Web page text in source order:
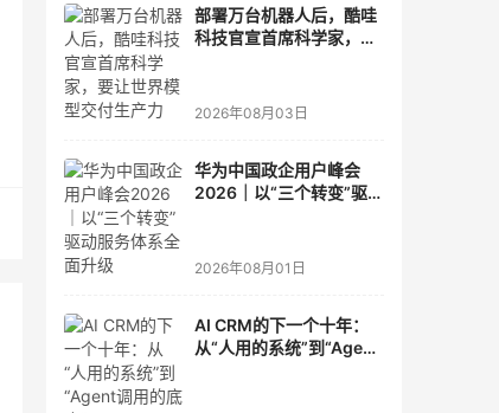
部署万台机器人后，酷哇
科技官宣首席科学家，要
2026年08月03日
华为中国政企用户峰会
2026｜以“三个转变”驱动
2026年08月01日
AI CRM的下一个十年：
从“人用的系统”到“Agent